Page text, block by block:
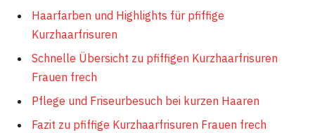
Haarfarben und Highlights für pfiffige
Kurzhaarfrisuren
Schnelle Übersicht zu pfiffigen Kurzhaarfrisuren
Frauen frech
Pflege und Friseurbesuch bei kurzen Haaren
Fazit zu pfiffige Kurzhaarfrisuren Frauen frech